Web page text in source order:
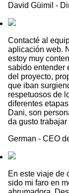
David Güimil -
Contacté al
aplicación web.
estoy muy
sabido entender
del proyecto,
que iban
respetuosos de
diferentes
Dani, son
da gusto trabajar
German - CEO
En este viaje de
sido mi faro en